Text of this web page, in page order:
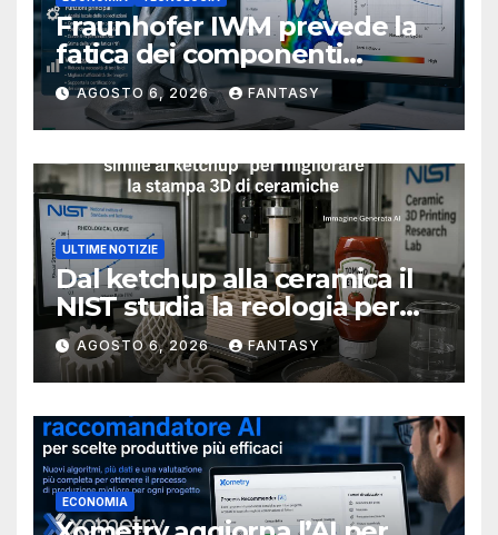
Fraunhofer IWM prevede la
fatica dei componenti
metallici stampati in 3D
AGOSTO 6, 2026 FANTASY
ULTIME NOTIZIE
Dal ketchup alla ceramica il
NIST studia la reologia per
rendere più affidabile la
stampa 3D
AGOSTO 6, 2026 FANTASY
ECONOMIA